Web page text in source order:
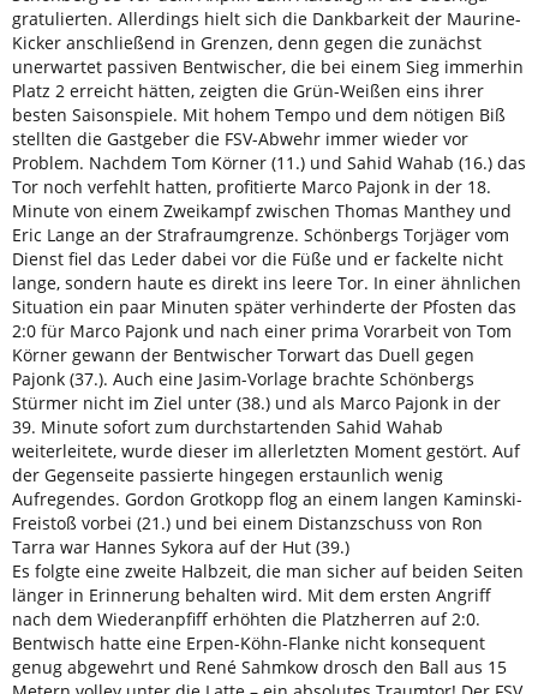
gratulierten. Allerdings hielt sich die Dankbarkeit der Maurine-
Kicker anschließend in Grenzen, denn gegen die zunächst
unerwartet passiven Bentwischer, die bei einem Sieg immerhin
Platz 2 erreicht hätten, zeigten die Grün-Weißen eins ihrer
besten Saisonspiele. Mit hohem Tempo und dem nötigen Biß
stellten die Gastgeber die FSV-Abwehr immer wieder vor
Problem. Nachdem Tom Körner (11.) und Sahid Wahab (16.) das
Tor noch verfehlt hatten, profitierte Marco Pajonk in der 18.
Minute von einem Zweikampf zwischen Thomas Manthey und
Eric Lange an der Strafraumgrenze. Schönbergs Torjäger vom
Dienst fiel das Leder dabei vor die Füße und er fackelte nicht
lange, sondern haute es direkt ins leere Tor. In einer ähnlichen
Situation ein paar Minuten später verhinderte der Pfosten das
2:0 für Marco Pajonk und nach einer prima Vorarbeit von Tom
Körner gewann der Bentwischer Torwart das Duell gegen
Pajonk (37.). Auch eine Jasim-Vorlage brachte Schönbergs
Stürmer nicht im Ziel unter (38.) und als Marco Pajonk in der
39. Minute sofort zum durchstartenden Sahid Wahab
weiterleitete, wurde dieser im allerletzten Moment gestört. Auf
der Gegenseite passierte hingegen erstaunlich wenig
Aufregendes. Gordon Grotkopp flog an einem langen Kaminski-
Freistoß vorbei (21.) und bei einem Distanzschuss von Ron
Tarra war Hannes Sykora auf der Hut (39.)
Es folgte eine zweite Halbzeit, die man sicher auf beiden Seiten
länger in Erinnerung behalten wird. Mit dem ersten Angriff
nach dem Wiederanpfiff erhöhten die Platzherren auf 2:0.
Bentwisch hatte eine Erpen-Köhn-Flanke nicht konsequent
genug abgewehrt und René Sahmkow drosch den Ball aus 15